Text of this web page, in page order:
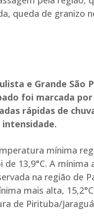
queda de granizo
e Grande São
foi marcada
rápidas de
mínima
13,9°C. A mínima
na região de
mais alta,
de Pirituba/